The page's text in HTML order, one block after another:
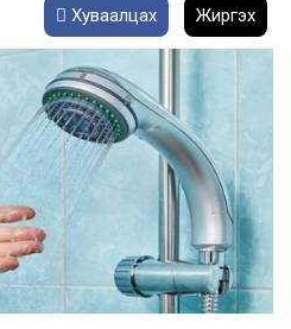
Хуваалцах Жиргэх